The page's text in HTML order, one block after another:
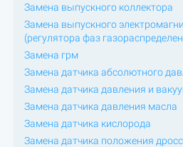
Замена выпускного коллектора
Замена выпускного
(регулятора фаз
Замена грм
Замена датчика абсолютного
Замена датчика давления и
Замена датчика давления масла
Замена датчика кислорода
Замена датчика положения